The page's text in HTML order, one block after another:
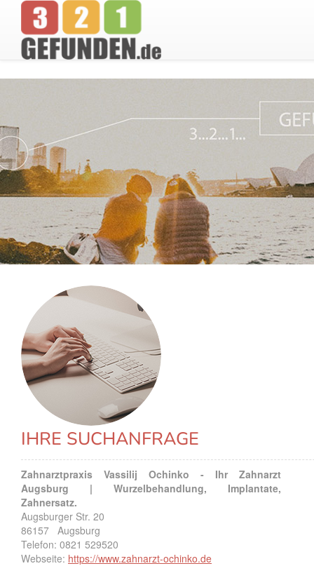
IHRE SUCHANFRAGE
Zahnarztpraxis Vassilij Ochinko - Ihr Zahnarzt
Augsburg | Wurzelbehandlung, Implantate,
Zahnersatz.
Augsburger Str. 20
86157 Augsburg
Telefon: 0821 529520
Webseite: https://www.zahnarzt-ochinko.de